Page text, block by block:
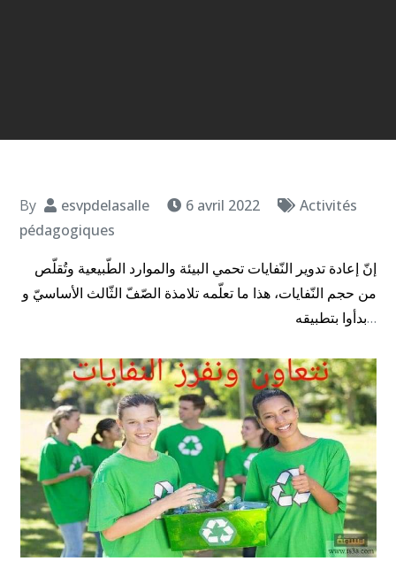
By esvpdelasalle 6 avril 2022
Activités
pédagogiques
إنّ إعادة تدوير النّفايات تحمي البيئة والموارد الطّبيعية وتُقلّص
من حجم النّفايات، هذا ما تعلّمه تلامذة الصّفّ الثّالث الأساسيّ و
بدأوا بتطبيقه…